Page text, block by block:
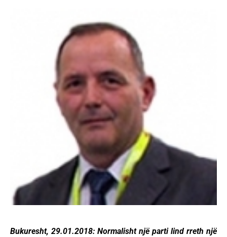
Bukuresht, 29.01.2018: Normalisht një parti lind rreth një